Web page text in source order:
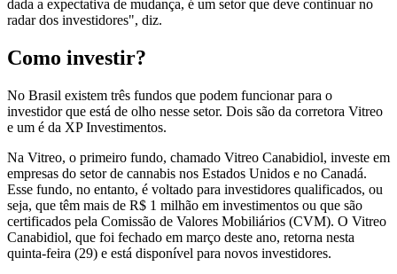
dada a expectativa de mudança, é um setor que deve continuar no
radar dos investidores", diz.
Como investir?
No Brasil existem três fundos que podem funcionar para o
investidor que está de olho nesse setor. Dois são da corretora Vitreo
e um é da XP Investimentos.
Na Vitreo, o primeiro fundo, chamado Vitreo Canabidiol, investe em
empresas do setor de cannabis nos Estados Unidos e no Canadá.
Esse fundo, no entanto, é voltado para investidores qualificados, ou
seja, que têm mais de R$ 1 milhão em investimentos ou que são
certificados pela Comissão de Valores Mobiliários (CVM). O Vitreo
Canabidiol, que foi fechado em março deste ano, retorna nesta
quinta-feira (29) e está disponível para novos investidores.